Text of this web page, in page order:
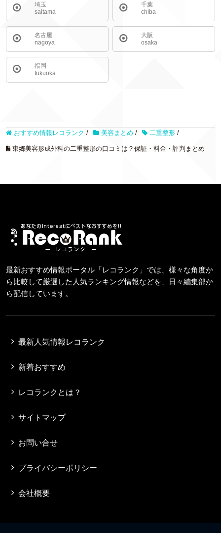
埼玉
saitama
千葉
chiba
名古屋
nagoya
大阪
osaka
福岡
fukuoka
おすすめ情報レコランク / 美容まとめ / 二重整形 /
東郷美容形成外科の二重整形の口コミは？保証・料金・評判まとめ
最新おすすめ情報ポータル「レコランク」では、様々な角度か
ら比較して厳選した人気ランキング情報などを、日々編集部か
ら配信しています。
最新人気情報レコランク
新着おすすめ
レコランクとは？
サイトマップ
お問い合せ
プライバシーポリシー
会社概要